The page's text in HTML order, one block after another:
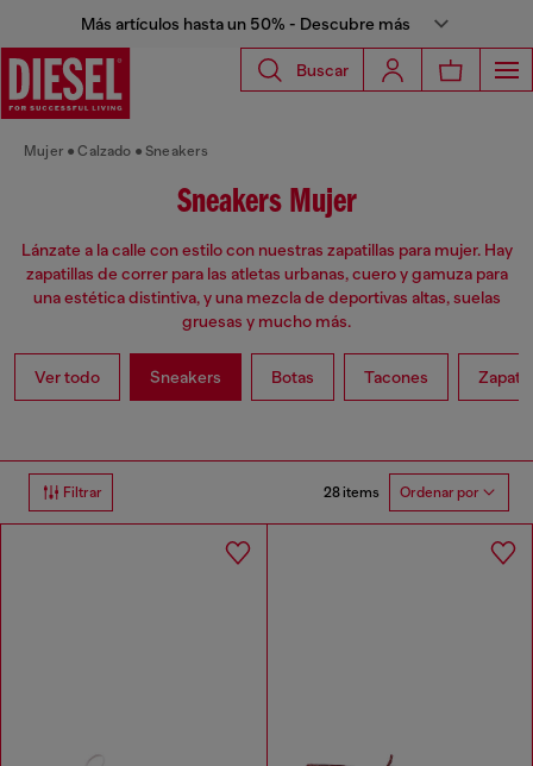
Más artículos hasta un 50% - Descubre más
Buscar
Mujer Calzado Sneakers
Sneakers Mujer
Lánzate a la calle con estilo con nuestras zapatillas para mujer. Hay
zapatillas de correr para las atletas urbanas, cuero y gamuza para
una estética distintiva, y una mezcla de deportivas altas, suelas
gruesas y mucho más.
Ver todo Sneakers Botas Tacones
Filtrar 28 items Ordenar por